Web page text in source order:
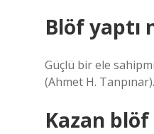
Blöf yaptı
Güçlü bir ele
(Ahmet H.
Kazan blöf